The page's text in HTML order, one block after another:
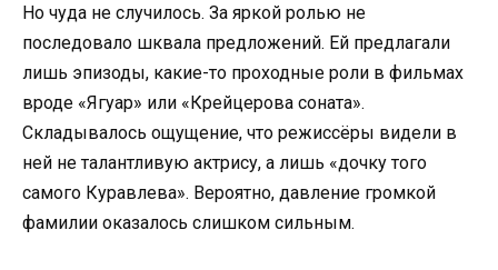
Но чуда не случилось. За яркой ролью не
последовало шквала предложений. Ей предлагали
лишь эпизоды, какие-то проходные роли в фильмах
вроде «Ягуар» или «Крейцерова соната».
Складывалось ощущение, что режиссёры видели в
ней не талантливую актрису, а лишь «дочку того
самого Куравлева». Вероятно, давление громкой
фамилии оказалось слишком сильным.